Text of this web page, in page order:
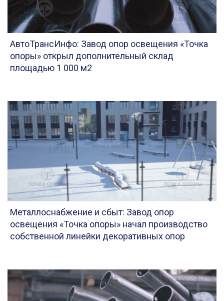
АвтоТрансИнфо: Завод опор освещения «Точка
опоры» открыл дополнительный склад
площадью 1 000 м2
Металлоснабжение и сбыт: Завод опор
освещения «Точка опоры» начал производство
собственной линейки декоративных опор